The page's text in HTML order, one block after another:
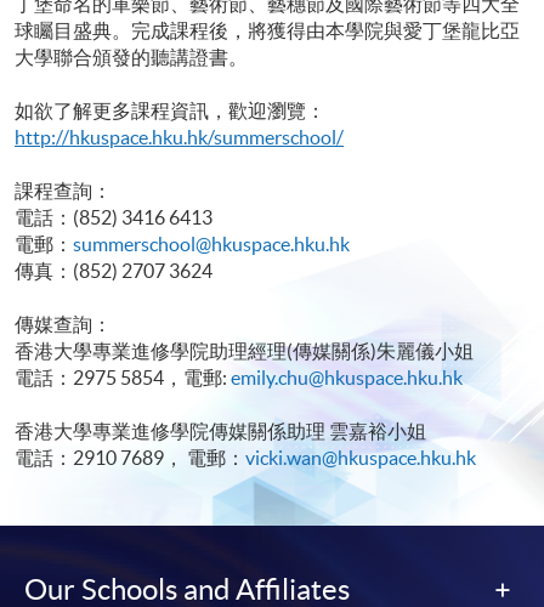
球矚目盛典。完成課程後，將獲得由本學院與愛丁堡龍比亞
大學聯合頒發的聽講證書。
如欲了解更多課程資訊，歡迎瀏覽：
http://hkuspace.hku.hk/summerschool/
課程查詢：
電話：(852) 3416 6413
電郵： summerschool@hkuspace.hku.hk
傳真：(852) 2707 3624
傳媒查詢：
香港大學專業進修學院助理經理(傳媒關係)朱麗儀小姐
電話：2975 5854，電郵: emily.chu@hkuspace.hku.hk
香港大學專業進修學院傳媒關係助理 雲嘉裕小姐
電話：2910 7689， 電郵： vicki.wan@hkuspace.hku.hk
Our Schools and Affiliates